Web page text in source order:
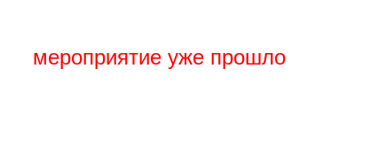
мероприятие уже прошло